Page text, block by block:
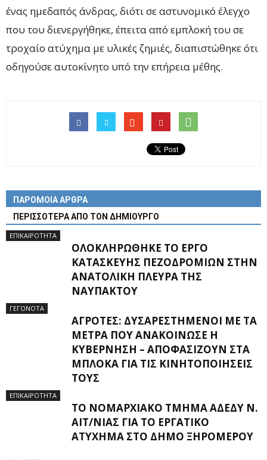
ένας ημεδαπός άνδρας, διότι σε αστυνομικό έλεγχο
που του διενεργήθηκε, έπειτα από εμπλοκή του σε
τροχαίο ατύχημα με υλικές ζημιές, διαπιστώθηκε ότι
οδηγούσε αυτοκίνητο υπό την επήρεια μέθης.
ΠΑΡΟΜΟΙΑ ΑΡΘΡΑ
ΠΕΡΙΣΣΟΤΕΡΑ ΑΠΟ ΤΟΝ ΔΗΜΙΟΥΡΓΟ
ΕΠΙΚΑΙΡΟΤΗΤΑ
ΟΛΟΚΛΗΡΏΘΗΚΕ ΤΟ ΈΡΓΟ
ΚΑΤΑΣΚΕΥΉΣ ΠΕΖΟΔΡΟΜΊΩΝ ΣΤΗΝ
ΑΝΑΤΟΛΙΚΉ ΠΛΕΥΡΆ ΤΗΣ
ΝΑΥΠΆΚΤΟΥ
ΓΕΓΟΝΟΤΑ
ΑΓΡΌΤΕΣ: ΔΥΣΑΡΕΣΤΗΜΈΝΟΙ ΜΕ ΤΑ
ΜΈΤΡΑ ΠΟΥ ΑΝΑΚΟΊΝΩΣΕ Η
ΚΥΒΈΡΝΗΣΗ – ΑΠΟΦΑΣΊΖΟΥΝ ΣΤΑ
ΜΠΛΌΚΑ ΓΙΑ ΤΙΣ ΚΙΝΗΤΟΠΟΙΉΣΕΙΣ
ΤΟΥΣ
ΕΠΙΚΑΙΡΟΤΗΤΑ
ΤΟ ΝΟΜΑΡΧΙΑΚΌ ΤΜΉΜΑ ΑΔΕΔΥ Ν.
ΑΙΤ/ΝΊΑΣ ΓΙΑ ΤΟ ΕΡΓΑΤΙΚΌ
ΑΤΎΧΗΜΑ ΣΤΟ ΔΉΜΟ ΞΗΡΟΜΈΡΟΥ